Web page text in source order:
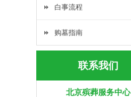
白事流程
购墓指南
联系我们
北京殡葬服务中心